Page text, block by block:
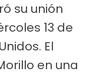
su unión
13 de
El
en una